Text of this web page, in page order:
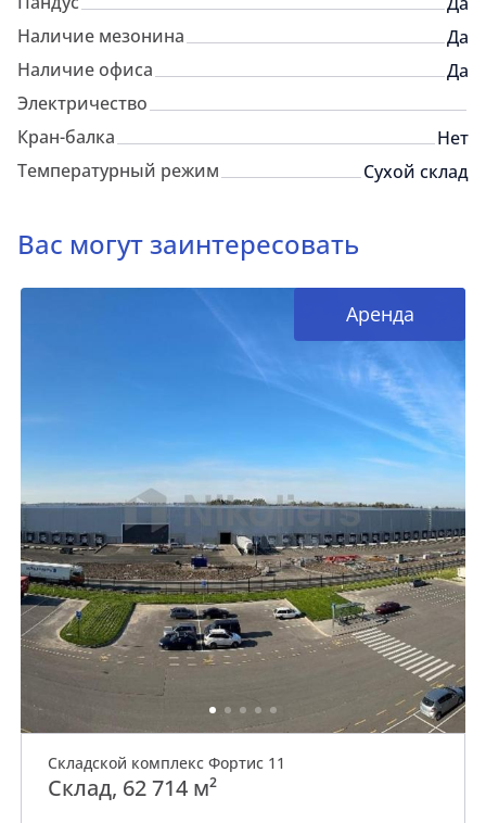
Наличие мезонина
Да
Наличие офиса
Да
Электричество
Кран-балка
Нет
Температурный режим
Сухой склад
Вас могут заинтересовать
Аренда
Складской комплекс Фортис 11
Склад, 62 714 м²